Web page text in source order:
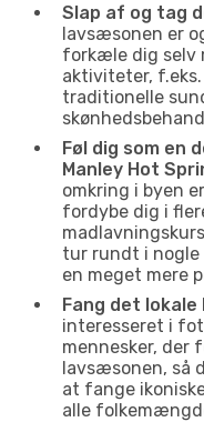
Slap af og tag
lavsæsonen er
forkæle dig selv
aktiviteter,
traditionelle
Føl dig som en
Manley Hot
omkring i byen
fordybe dig i
tur rundt i nogle
en meget mere
Fang det lokale
interesseret i
mennesker, der
lavsæsonen, så
at fange
alle